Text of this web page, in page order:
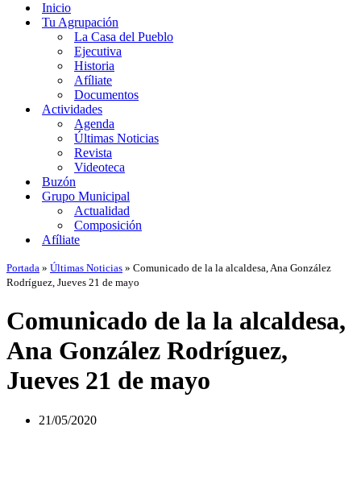
Inicio
Tu Agrupación
La Casa del Pueblo
Ejecutiva
Historia
Afíliate
Documentos
Actividades
Agenda
Últimas Noticias
Revista
Videoteca
Buzón
Grupo Municipal
Actualidad
Composición
Afíliate
Portada » Últimas Noticias » Comunicado de la la alcaldesa, Ana González
Rodríguez, Jueves 21 de mayo
Comunicado de la la alcaldesa,
Ana González Rodríguez,
Jueves 21 de mayo
21/05/2020